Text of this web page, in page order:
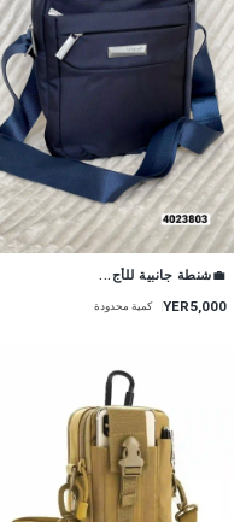
💼شنطة جانبية للأج...
YER5,000 كمية محدودة